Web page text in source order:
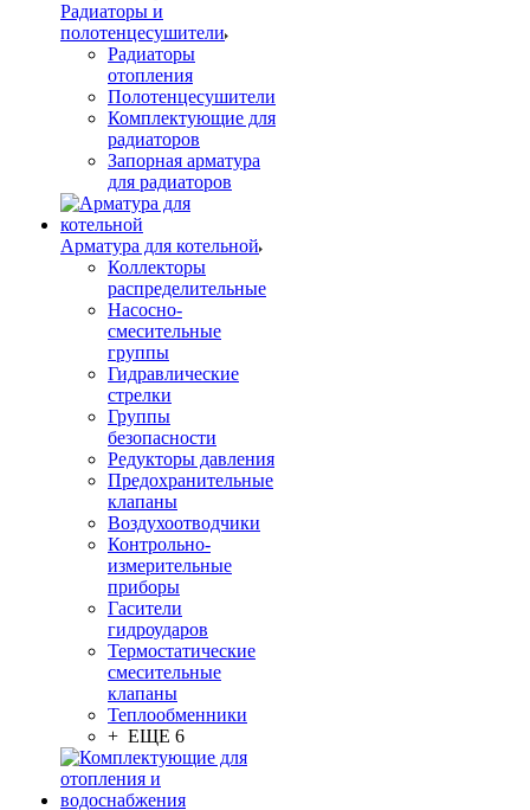
Радиаторы и
полотенцесушители
Радиаторы
отопления
Полотенцесушители
Комплектующие для
радиаторов
Запорная арматура
для радиаторов
Арматура для котельной
Коллекторы
распределительные
Насосно-
смесительные
группы
Гидравлические
стрелки
Группы
безопасности
Редукторы давления
Предохранительные
клапаны
Воздухоотводчики
Контрольно-
измерительные
приборы
Гасители
гидроударов
Термостатические
смесительные
клапаны
Теплообменники
+ ЕЩЕ 6